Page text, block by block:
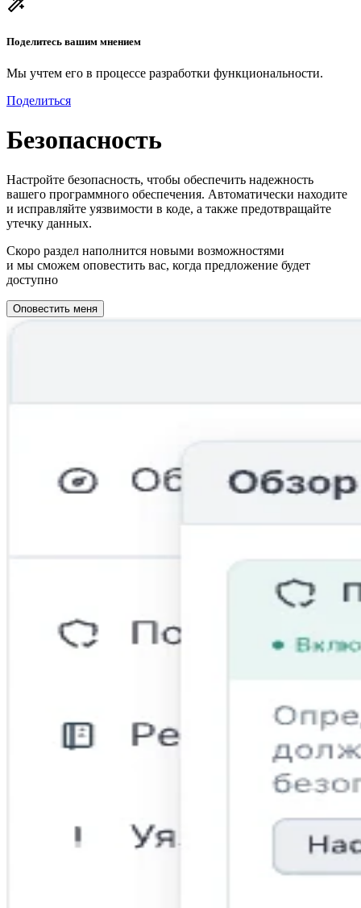
Поделитесь вашим мнением
Мы учтем его в процессе разработки функциональности.
Поделиться
Безопасность
Настройте безопасность, чтобы обеспечить надежность
вашего программного обеспечения. Автоматически находите
и исправляйте уязвимости в коде, а также предотвращайте
утечку данных.
Скоро раздел наполнится новыми возможностями
и мы сможем оповестить вас, когда предложение будет
доступно
Оповестить меня